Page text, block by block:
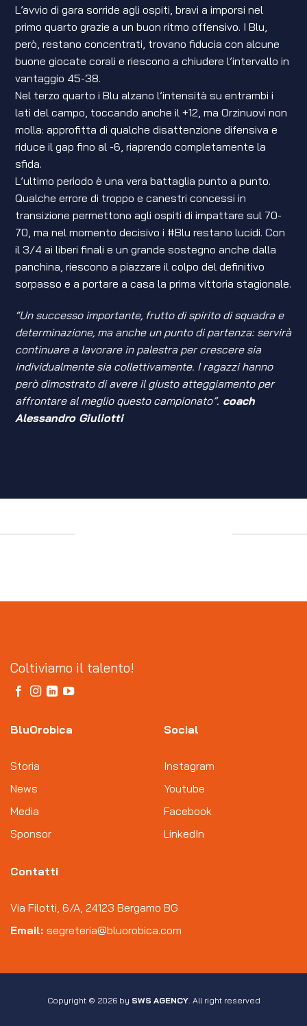
L’avvio di gara sorride agli ospiti, bravi a imporsi nel
primo quarto grazie a un buon ritmo offensivo. I Blu,
però, restano concentrati, trovano fiducia con alcune
buone giocate corali e riescono a chiudere l’intervallo in
vantaggio 45-38.
Nel terzo quarto i Blu alzano l’intensità su entrambi i
lati del campo, toccando anche il +12, ma Orzinuovi non
molla: approfitta di qualche disattenzione difensiva e
riduce il gap fino al -6, riaprendo completamente la
sfida.
L’ultimo periodo è una vera battaglia punto a punto.
Qualche errore di troppo e canestri concessi in
transizione permettono agli ospiti di impattare sul 70-
70, ma nel momento decisivo i #Blu restano lucidi. Con
il 3/4 ai liberi finali e un grande sostegno anche dalla
panchina, riescono a piazzare il colpo del definitivo
sorpasso e a portare a casa la prima vittoria stagionale.
“Un successo importante, frutto di spirito di squadra e
determinazione, ma anche un punto di partenza: servirà
continuare a lavorare in palestra per crescere sia
individualmente sia collettivamente. I ragazzi hanno
però dimostrato di avere il giusto atteggiamento per
affrontare al meglio questo campionato”. coach
Alessandro Giuliotti
Coltiviamo il talento!
BluOrobica
Storia
News
Media
Sponsor
Social
Instagram
Youtube
Facebook
LinkedIn
Contatti
Via Filotti, 6/A, 24123 Bergamo BG
Email: segreteria@bluorobica.com
Copyright © 2026 by SWS AGENCY. All right reserved